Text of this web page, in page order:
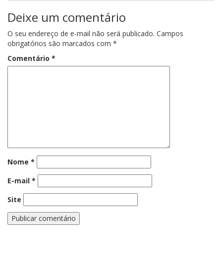
Deixe um comentário
O seu endereço de e-mail não será publicado. Campos
obrigatórios são marcados com *
Comentário *
Nome *
E-mail *
Site